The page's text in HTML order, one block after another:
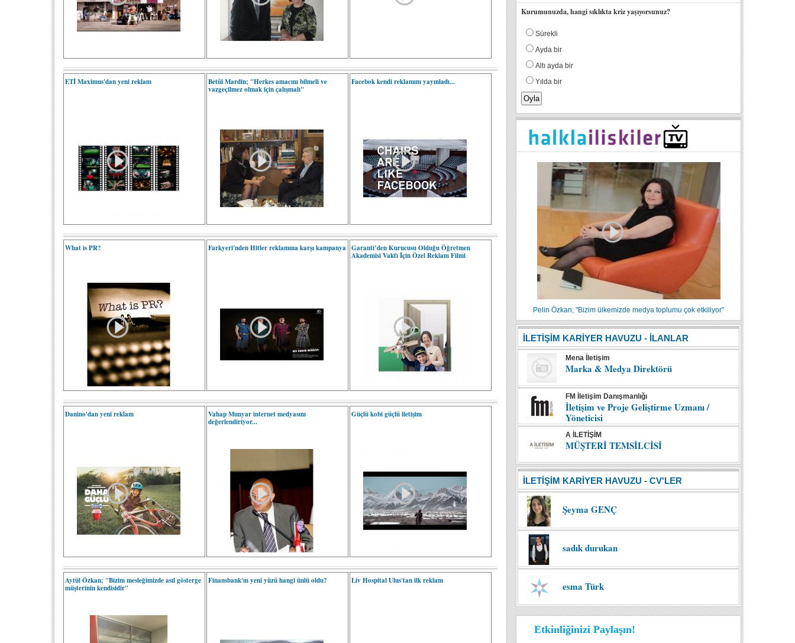
ETİ Maximus'dan yeni reklam
Betûl Mardin; "Herkes amacını bilmeli ve
vazgeçilmez olmak için çalışmalı"
Facebok kendi reklamını yayınladı...
What is PR? Farkyeri'nden Hitler reklamına karşı kampanya Garanti’den Kurucusu Olduğu Öğretmen
Akademisi Vakfı İçin Özel Reklam Filmi
Danino'dan yeni reklam
Vahap Munyar internet medyasını
değerlendiriyor...
Güçlü kobi güçlü iletişim
Aytül Özkan; "Bizim mesleğimizde asıl gösterge
müşterinin kendisidir"
Finansbank'ın yeni yüzü hangi ünlü oldu? Liv Hospital Ulus'tan ilk reklam
Kurumunuzda, hangi sıklıkta kriz yaşıyorsunuz?
Sürekli
Ayda bir
Altı ayda bir
Yılda bir
Pelin Özkan; "Bizim ülkemizde medya toplumu çok etkiliyor"
İLETİŞİM KARİYER HAVUZU - İLANLAR
Mena İletişim
Marka & Medya Direktörü
FM İletişim Danışmanlığı
İletişim ve Proje Geliştirme Uzmanı /
Yöneticisi
A İLETİŞİM
MÜŞTERİ TEMSİLCİSİ
İLETİŞİM KARİYER HAVUZU - CV'LER
Şeyma GENÇ
sadık durukan
esma Türk
Etkinliğinizi Paylaşın!